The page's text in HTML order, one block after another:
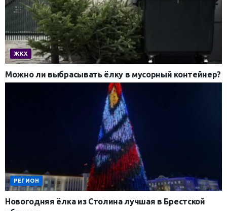
ЖКХ
Можно ли выбрасывать ёлку в мусорный контейнер?
РЕГИОН
Новогодняя ёлка из Столина лучшая в Брестской